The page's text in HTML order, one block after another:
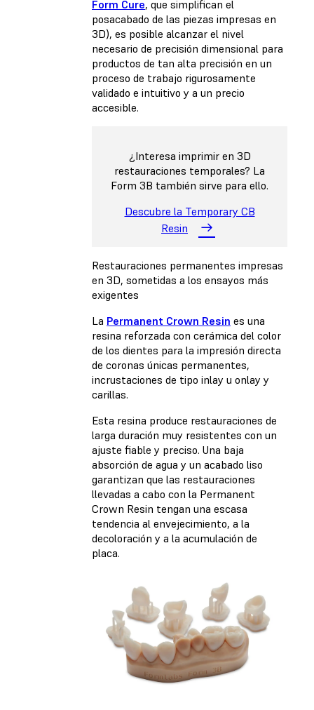
Form Cure, que simplifican el
posacabado de las piezas impresas en
3D), es posible alcanzar el nivel
necesario de precisión dimensional para
productos de tan alta precisión en un
proceso de trabajo rigurosamente
validado e intuitivo y a un precio
accesible.
¿Interesa imprimir en 3D
restauraciones temporales? La
Form 3B también sirve para ello.
Descubre la Temporary CB
Resin
Restauraciones permanentes impresas
en 3D, sometidas a los ensayos más
exigentes
La Permanent Crown Resin es una
resina reforzada con cerámica del color
de los dientes para la impresión directa
de coronas únicas permanentes,
incrustaciones de tipo inlay u onlay y
carillas.
Esta resina produce restauraciones de
larga duración muy resistentes con un
ajuste fiable y preciso. Una baja
absorción de agua y un acabado liso
garantizan que las restauraciones
llevadas a cabo con la Permanent
Crown Resin tengan una escasa
tendencia al envejecimiento, a la
decoloración y a la acumulación de
placa.